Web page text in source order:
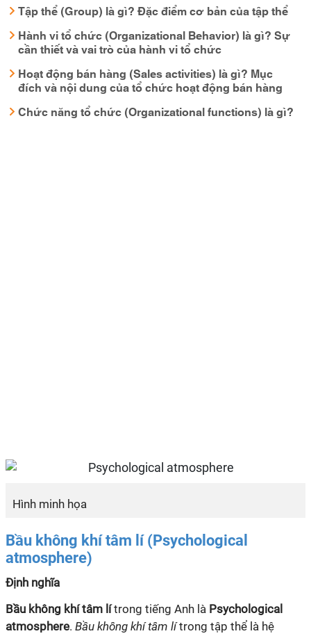
Tập thể (Group) là gì? Đặc điểm cơ bản của tập thể
Hành vi tổ chức (Organizational Behavior) là gì? Sự
cần thiết và vai trò của hành vi tổ chức
Hoạt động bán hàng (Sales activities) là gì? Mục
đích và nội dung của tổ chức hoạt động bán hàng
Chức năng tổ chức (Organizational functions) là gì?
Hình minh họa
Bầu không khí tâm lí (Psychological
atmosphere)
Định nghĩa
Bầu không khí tâm lítrong tiếng Anh là Psychological
atmosphere. Bầu không khí tâm lítrong tập thể là hệ